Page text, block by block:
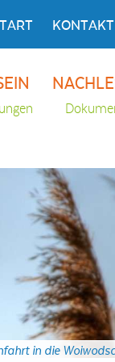
KONTAKT
in die